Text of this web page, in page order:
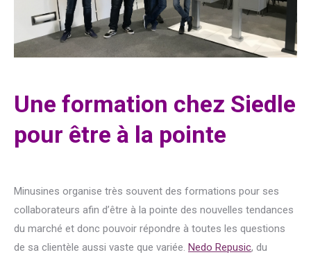
Une formation chez Siedle
pour être à la pointe
Minusines organise très souvent des formations pour ses
collaborateurs afin d’être à la pointe des nouvelles tendances
du marché et donc pouvoir répondre à toutes les questions
de sa clientèle aussi vaste que variée. Nedo Repusic, du